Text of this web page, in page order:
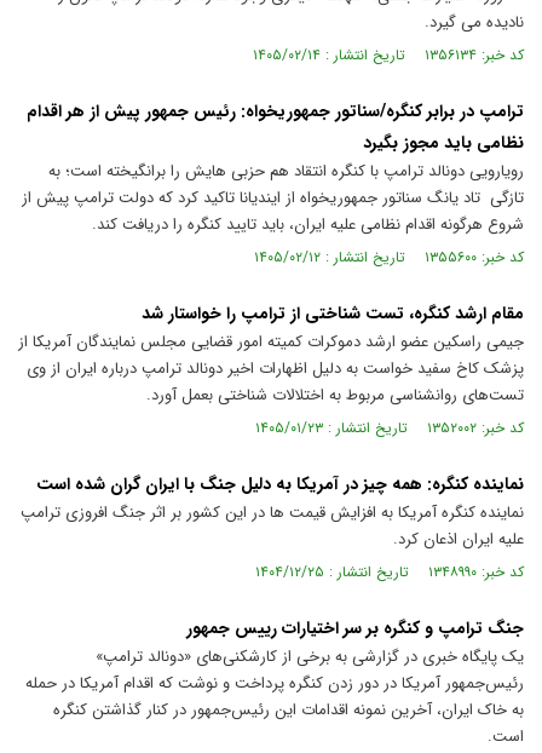
نادیده می گیرد.
کد خبر: ۱۳۵۶۱۳۴ تاریخ انتشار : ۱۴۰۵/۰۲/۱۴
ترامپ در برابر کنگره/سناتور جمهوریخواه: رئیس جمهور پیش از هر اقدام
نظامی باید مجوز بگیرد
رویارویی دونالد ترامپ با کنگره انتقاد هم حزبی هایش را برانگیخته است؛ به
تازگی تاد یانگ سناتور جمهوریخواه از ایندیانا تاکید کرد که دولت ترامپ پیش از
شروع هرگونه اقدام نظامی علیه ایران، باید تایید کنگره را دریافت کند.
کد خبر: ۱۳۵۵۶۰۰ تاریخ انتشار : ۱۴۰۵/۰۲/۱۲
مقام ارشد کنگره، تست شناختی از ترامپ را خواستار شد
جیمی راسکین عضو ارشد دموکرات کمیته امور قضایی مجلس نمایندگان آمریکا از
پزشک کاخ سفید خواست به دلیل اظهارات اخیر دونالد ترامپ درباره ایران از وی
تست‌های روانشناسی مربوط به اختلالات شناختی بعمل آورد.
کد خبر: ۱۳۵۲۰۰۲ تاریخ انتشار : ۱۴۰۵/۰۱/۲۳
نماینده کنگره: همه چیز در آمریکا به دلیل جنگ با ایران گران شده است
نماینده کنگره آمریکا به افزایش قیمت ها در این کشور بر اثر جنگ افروزی ترامپ
علیه ایران اذعان کرد.
کد خبر: ۱۳۴۸۹۹۰ تاریخ انتشار : ۱۴۰۴/۱۲/۲۵
جنگ ترامپ و کنگره بر سر اختیارات رییس جمهور
یک پایگاه خبری در گزارشی به برخی از کارشکنی‌های «دونالد ترامپ»
رئیس‌جمهور آمریکا در دور زدن کنگره پرداخت و نوشت که اقدام آمریکا در حمله
به خاک ایران، آخرین نمونه اقدامات این رئیس‌جمهور در کنار گذاشتن کنگره
است.